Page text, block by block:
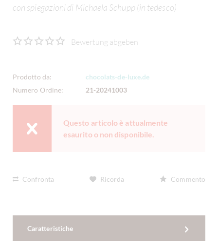
con spiegazioni di Michaela Schupp (in tedesco)
Bewertung abgeben
Prodotto da:
chocolats-de-luxe.de
Numero Ordine:
21-20241003
Questo articolo è attualmente
esaurito o non disponibile.
Confronta Ricorda Commento
Caratteristiche